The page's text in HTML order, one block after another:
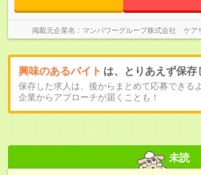
掲載元企業名 マンパワーグループ株式会社 ケア
興味のあるバイト は、とりあえず保存
保存した求人は、後からまとめて応募できるよ
企業からアプローチが届くことも！
未読